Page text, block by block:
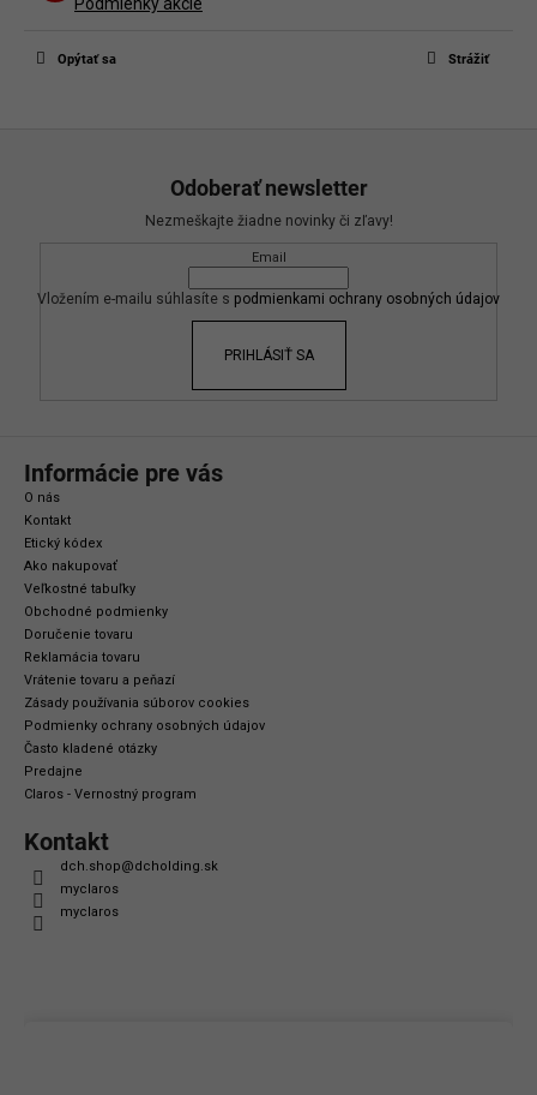
Opýtať sa Strážiť
sa
alebo sa
Odoberať newsletter
Nezmeškajte žiadne novinky či zľavy!
Email
Vložením e-mailu súhlasíte s podmienkami ochrany osobných údajov
PRIHLÁSIŤ SA
Informácie pre vás
O nás
Kontakt
Etický kódex
Ako nakupovať
Veľkostné tabuľky
Obchodné podmienky
Doručenie tovaru
Reklamácia tovaru
Vrátenie tovaru a peňazí
Zásady používania súborov cookies
Podmienky ochrany osobných údajov
Často kladené otázky
Predajne
Claros - Vernostný program
Kontakt
dch.shop@dcholding.sk
myclaros
myclaros